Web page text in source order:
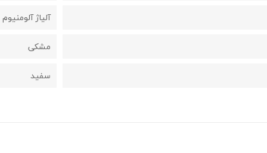
آلیاژ آلومنیوم
مشکی
سفید